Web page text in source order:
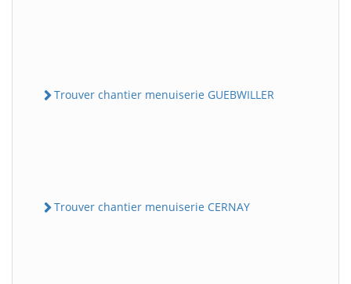
Trouver chantier menuiserie GUEBWILLER
Trouver chantier menuiserie CERNAY